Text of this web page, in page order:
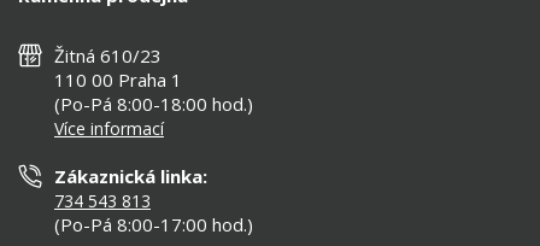
Tipy, rady a instalace
Montáž
Nejčastější dotazy
Než koupíte
Osvětlení dle místnosti
Zásady ochrany soukromí
Nastavení cookies
Prohlášení o přístupnosti
Žitná 610/23
110 00 Praha 1
(Po-Pá 8:00-18:00 hod.)
Více informací
Zákaznická linka:
734 543 813
(Po-Pá 8:00-17:00 hod.)